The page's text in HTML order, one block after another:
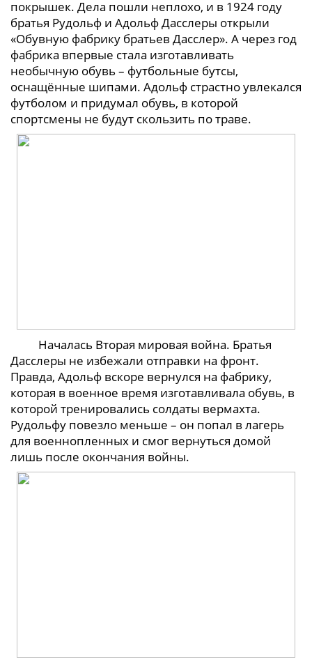
покрышек. Дела пошли неплохо, и в 1924 году
братья Рудольф и Адольф Дасслеры открыли
«Обувную фабрику братьев Дасслер». А через год
фабрика впервые стала изготавливать
необычную обувь – футбольные бутсы,
оснащённые шипами. Адольф страстно увлекался
футболом и придумал обувь, в которой
спортсмены не будут скользить по траве.
Началась Вторая мировая война. Братья
Дасслеры не избежали отправки на фронт.
Правда, Адольф вскоре вернулся на фабрику,
которая в военное время изготавливала обувь, в
которой тренировались солдаты вермахта.
Рудольфу повезло меньше – он попал в лагерь
для военнопленных и смог вернуться домой
лишь после окончания войны.